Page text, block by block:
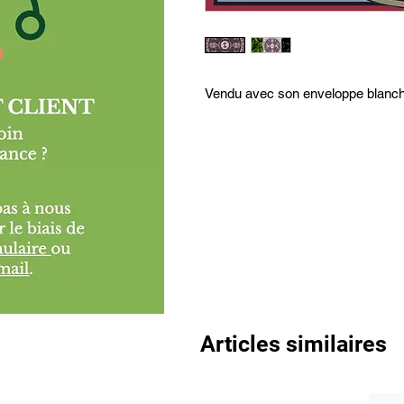
Vendu avec son enveloppe
Articles similaires